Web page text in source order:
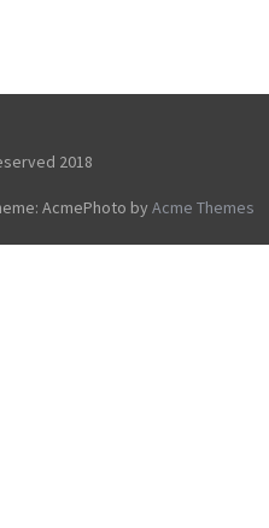
2018
AcmePhoto by Acme Themes